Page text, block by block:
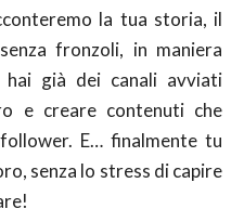
la tua storia, il
fronzoli, in maniera
hai già dei canali avviati
e creare contenuti che
E… finalmente tu
senza lo stress di capire